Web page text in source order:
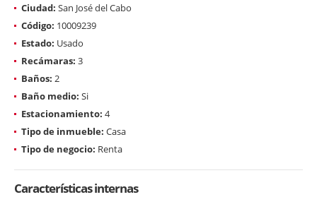
Ciudad: San José del Cabo
Código: 10009239
Estado: Usado
Recámaras: 3
Baños: 2
Baño medio: Si
Estacionamiento: 4
Tipo de inmueble: Casa
Tipo de negocio: Renta
Características internas